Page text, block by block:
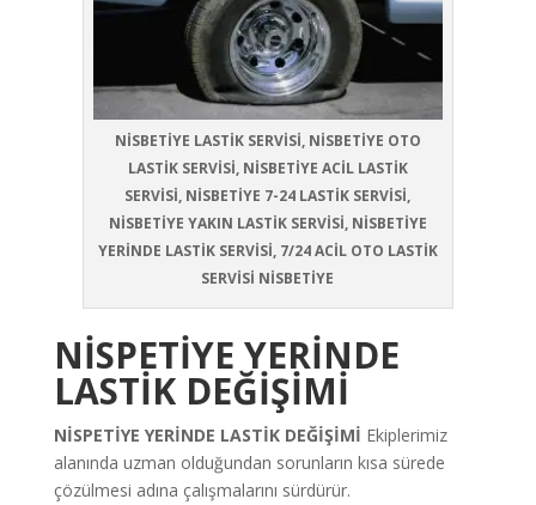
NİSBETİYE LASTİK SERVİSİ, NİSBETİYE OTO
LASTİK SERVİSİ, NİSBETİYE ACİL LASTİK
SERVİSİ, NİSBETİYE 7-24 LASTİK SERVİSİ,
NİSBETİYE YAKIN LASTİK SERVİSİ, NİSBETİYE
YERİNDE LASTİK SERVİSİ, 7/24 ACİL OTO LASTİK
SERVİSİ NİSBETİYE
NİSPETİYE YERİNDE
LASTİK DEĞİŞİMİ
NİSPETİYE YERİNDE LASTİK DEĞİŞİMİ Ekiplerimiz
alanında uzman olduğundan sorunların kısa sürede
çözülmesi adına çalışmalarını sürdürür.